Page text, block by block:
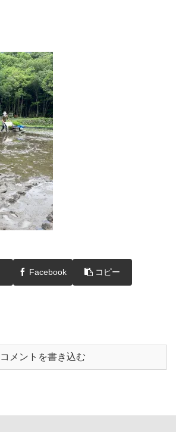
Facebook コピー
コメントを書き込む